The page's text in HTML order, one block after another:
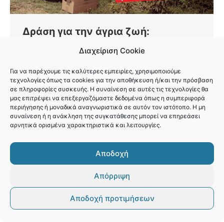
Διαχείριση Cookie
Για να παρέχουμε τις καλύτερες εμπειρίες, χρησιμοποιούμε
τεχνολογίες όπως τα cookies για την αποθήκευση ή/και την πρόσβαση
σε πληροφορίες συσκευής. Η συναίνεση σε αυτές τις τεχνολογίες θα
μας επιτρέψει να επεξεργαζόμαστε δεδομένα όπως η συμπεριφορά
περιήγησης ή μοναδικά αναγνωριστικά σε αυτόν τον ιστότοπο. Η μη
συναίνεση ή η ανάκληση της συγκατάθεσης μπορεί να επηρεάσει
αρνητικά ορισμένα χαρακτηριστικά και λειτουργίες.
Αποδοχή
Απόρριψη
Αποδοχή προτιμήσεων
Δράση για την άγρια ​​ζωή:
Επανεισάγοντας τα υγιή ζώα στους
Διατήρηση By Vaios Vitos Ιούλιος 29, 2024
Τον περασμένο μήνα, βοηθάω ως εθελοντής στη
Δράση για την άγρια ζωή, βοηθώντας σε
καθημερινές εργασίες στο κέντρο περίθαλψης.